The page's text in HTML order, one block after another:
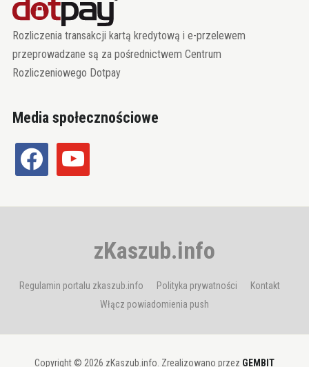
Rozliczenia transakcji kartą kredytową i e-przelewem
przeprowadzane są za pośrednictwem Centrum
Rozliczeniowego Dotpay
Media społecznościowe
facebook youtube
zKaszub.info
Regulamin portalu zkaszub.info Polityka prywatności
Kontakt
Włącz powiadomienia push
Copyright © 2026 zKaszub.info. Zrealizowano przez GEMBIT